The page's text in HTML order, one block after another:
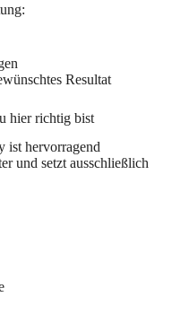
Resultat
hier richtig bist
ist hervorragend
und setzt ausschließlich